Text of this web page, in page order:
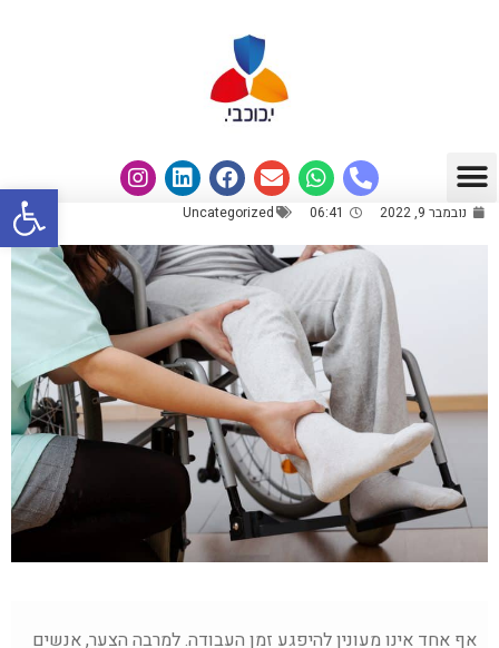
נובמבר 9, 2022 06:41
Uncategorized
אף אחד אינו מעונין להיפגע זמן העבודה. למרבה הצער, אנשים